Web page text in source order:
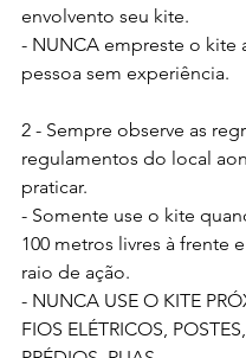
envolvento seu kite.
- NUNCA empreste o kite
pessoa sem experiência.
2 - Sempre observe as
regulamentos do local
praticar.
- Somente use o kite
100 metros livres à frente
raio de ação.
- NUNCA USE O KITE
FIOS ELÉTRICOS,